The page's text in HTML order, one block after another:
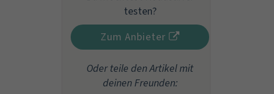
testen?
Zum Anbieter
Oder teile den Artikel mit
deinen Freunden: